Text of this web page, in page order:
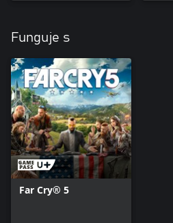
Funguje s
Far Cry® 5